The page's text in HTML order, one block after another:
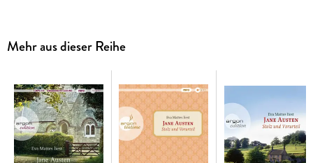
peinliche Lage. . .
Silke Hildebrandt verwandelt Jane Austens Debütroman mit
vielen Stimmen und der Musik von Jakob Diehl in ein
schwungvolles Hörspiel voller Esprit.
Mit den Stimmen von Ulrich Noethen, Anna Drexler, Anne
Müller
Mehr aus dieser Reihe